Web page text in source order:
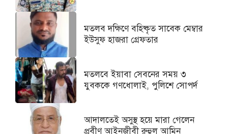
মতলব দক্ষিণে বহিষ্কৃত সাবেক মেম্বার
ইউসুফ হাজরা গ্রেফতার
মতলবে ইয়াবা সেবনের সময় ৩
যুবককে গণধোলাই, পুলিশে সোপর্দ
আদালতেই অসুস্থ হয়ে মারা গেলেন
প্রবীণ আইনজীবী রুহুল আমিন